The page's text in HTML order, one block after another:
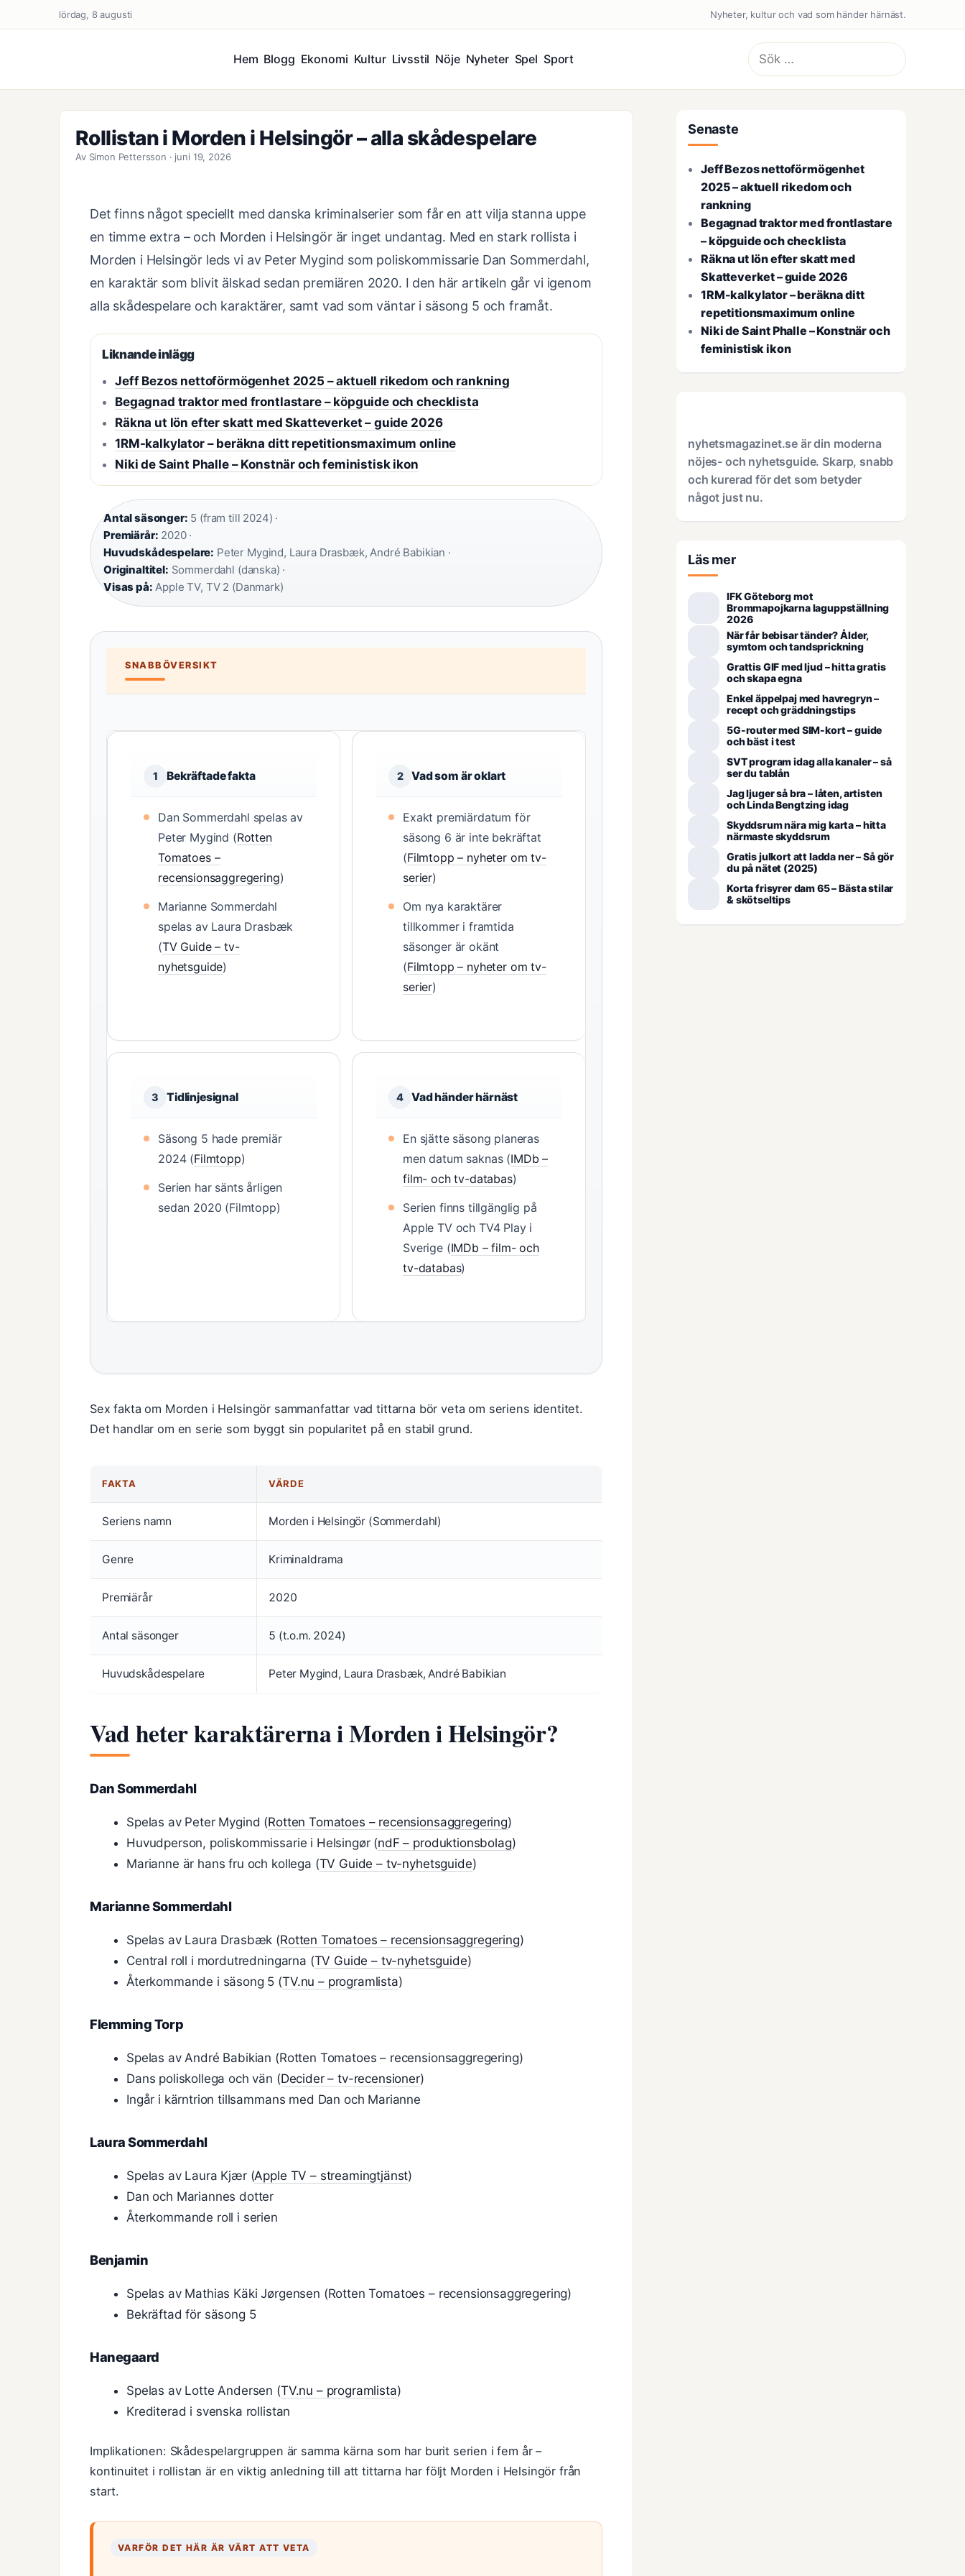
lördag, 8 augusti Nyheter, kultur och vad som händer härnäst.
Hem Blogg Ekonomi Kultur Livsstil Nöje Nyheter Spel Sport
Sök
efter:
Rollistan i Morden i Helsingör – alla skådespelare
Av Simon Pettersson · juni 19, 2026
Det finns något speciellt med danska kriminalserier som får en att vilja stanna uppe
en timme extra – och Morden i Helsingör är inget undantag. Med en stark rollista i
Morden i Helsingör leds vi av Peter Mygind som poliskommissarie Dan Sommerdahl,
en karaktär som blivit älskad sedan premiären 2020. I den här artikeln går vi igenom
alla skådespelare och karaktärer, samt vad som väntar i säsong 5 och framåt.
Liknande inlägg
Jeff Bezos nettoförmögenhet 2025 – aktuell rikedom och rankning
Begagnad traktor med frontlastare – köpguide och checklista
Räkna ut lön efter skatt med Skatteverket – guide 2026
1RM-kalkylator – beräkna ditt repetitionsmaximum online
Niki de Saint Phalle – Konstnär och feministisk ikon
Antal säsonger: 5 (fram till 2024) ·
Premiärår: 2020 ·
Huvudskådespelare: Peter Mygind, Laura Drasbæk, André Babikian ·
Originaltitel: Sommerdahl (danska) ·
Visas på: Apple TV, TV 2 (Danmark)
SNABBÖVERSIKT
1 Bekräftade fakta
Dan Sommerdahl spelas av
Peter Mygind (Rotten
Tomatoes –
recensionsaggregering)
Marianne Sommerdahl
spelas av Laura Drasbæk
(TV Guide – tv-
nyhetsguide)
2 Vad som är oklart
Exakt premiärdatum för
säsong 6 är inte bekräftat
(Filmtopp – nyheter om tv-
serier)
Om nya karaktärer
tillkommer i framtida
säsonger är okänt
(Filmtopp – nyheter om tv-
serier)
3 Tidlinjesignal
Säsong 5 hade premiär
2024 (Filmtopp)
Serien har sänts årligen
sedan 2020 (Filmtopp)
4 Vad händer härnäst
En sjätte säsong planeras
men datum saknas (IMDb –
film- och tv-databas)
Serien finns tillgänglig på
Apple TV och TV4 Play i
Sverige (IMDb – film- och
tv-databas)
Sex fakta om Morden i Helsingör sammanfattar vad tittarna bör veta om seriens identitet.
Det handlar om en serie som byggt sin popularitet på en stabil grund.
FAKTA VÄRDE
Seriens namn Morden i Helsingör (Sommerdahl)
Genre Kriminaldrama
Premiärår 2020
Antal säsonger 5 (t.o.m. 2024)
Huvudskådespelare Peter Mygind, Laura Drasbæk, André Babikian
Vad heter karaktärerna i Morden i Helsingör?
Dan Sommerdahl
Spelas av Peter Mygind (Rotten Tomatoes – recensionsaggregering)
Huvudperson, poliskommissarie i Helsingør (ndF – produktionsbolag)
Marianne är hans fru och kollega (TV Guide – tv-nyhetsguide)
Marianne Sommerdahl
Spelas av Laura Drasbæk (Rotten Tomatoes – recensionsaggregering)
Central roll i mordutredningarna (TV Guide – tv-nyhetsguide)
Återkommande i säsong 5 (TV.nu – programlista)
Flemming Torp
Spelas av André Babikian (Rotten Tomatoes – recensionsaggregering)
Dans poliskollega och vän (Decider – tv-recensioner)
Ingår i kärntrion tillsammans med Dan och Marianne
Laura Sommerdahl
Spelas av Laura Kjær (Apple TV – streamingtjänst)
Dan och Mariannes dotter
Återkommande roll i serien
Benjamin
Spelas av Mathias Käki Jørgensen (Rotten Tomatoes – recensionsaggregering)
Bekräftad för säsong 5
Hanegaard
Spelas av Lotte Andersen (TV.nu – programlista)
Krediterad i svenska rollistan
Implikationen: Skådespelargruppen är samma kärna som har burit serien i fem år –
kontinuitet i rollistan är en viktig anledning till att tittarna har följt Morden i Helsingör från
start.
VARFÖR DET HÄR ÄR VÄRT ATT VETA
Senaste
Jeff Bezos nettoförmögenhet
2025 – aktuell rikedom och
rankning
Begagnad traktor med frontlastare
– köpguide och checklista
Räkna ut lön efter skatt med
Skatteverket – guide 2026
1RM-kalkylator – beräkna ditt
repetitionsmaximum online
Niki de Saint Phalle – Konstnär och
feministisk ikon
nyhetsmagazinet.se är din moderna
nöjes- och nyhetsguide. Skarp, snabb
och kurerad för det som betyder
något just nu.
Läs mer
IFK Göteborg mot
Brommapojkarna laguppställning
2026
När får bebisar tänder? Ålder,
symtom och tandsprickning
Grattis GIF med ljud – hitta gratis
och skapa egna
Enkel äppelpaj med havregryn –
recept och gräddningstips
5G-router med SIM-kort – guide
och bäst i test
SVT program idag alla kanaler – så
ser du tablån
Jag ljuger så bra – låten, artisten
och Linda Bengtzing idag
Skyddsrum nära mig karta – hitta
närmaste skyddsrum
Gratis julkort att ladda ner – Så gör
du på nätet (2025)
Korta frisyrer dam 65 – Bästa stilar
& skötseltips